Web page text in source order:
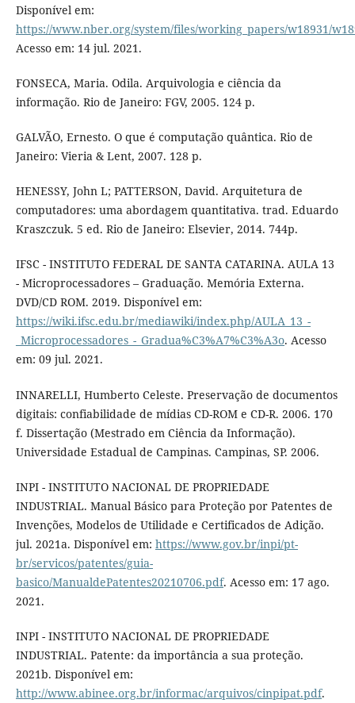
Disponível em:
https://www.nber.org/system/files/working_papers/w18931/
Acesso em: 14 jul. 2021.
FONSECA, Maria. Odila. Arquivologia e ciência da
informação. Rio de Janeiro: FGV, 2005. 124 p.
GALVÃO, Ernesto. O que é computação quântica. Rio de
Janeiro: Vieria & Lent, 2007. 128 p.
HENESSY, John L; PATTERSON, David. Arquitetura de
computadores: uma abordagem quantitativa. trad. Eduardo
Kraszczuk. 5 ed. Rio de Janeiro: Elsevier, 2014. 744p.
IFSC - INSTITUTO FEDERAL DE SANTA CATARINA. AULA 13
- Microprocessadores – Graduação. Memória Externa.
DVD/CD ROM. 2019. Disponível em:
https://wiki.ifsc.edu.br/mediawiki/index.php/AULA_13_-
_Microprocessadores_-_Gradua%C3%A7%C3%A3o. Acesso
em: 09 jul. 2021.
INNARELLI, Humberto Celeste. Preservação de documentos
digitais: confiabilidade de mídias CD-ROM e CD-R. 2006. 170
f. Dissertação (Mestrado em Ciência da Informação).
Universidade Estadual de Campinas. Campinas, SP. 2006.
INPI - INSTITUTO NACIONAL DE PROPRIEDADE
INDUSTRIAL. Manual Básico para Proteção por Patentes de
Invenções, Modelos de Utilidade e Certificados de Adição.
jul. 2021a. Disponível em: https://www.gov.br/inpi/pt-
br/servicos/patentes/guia-
basico/ManualdePatentes20210706.pdf. Acesso em: 17 ago.
2021.
INPI - INSTITUTO NACIONAL DE PROPRIEDADE
INDUSTRIAL. Patente: da importância a sua proteção.
2021b. Disponível em:
http://www.abinee.org.br/informac/arquivos/cinpipat.pdf.